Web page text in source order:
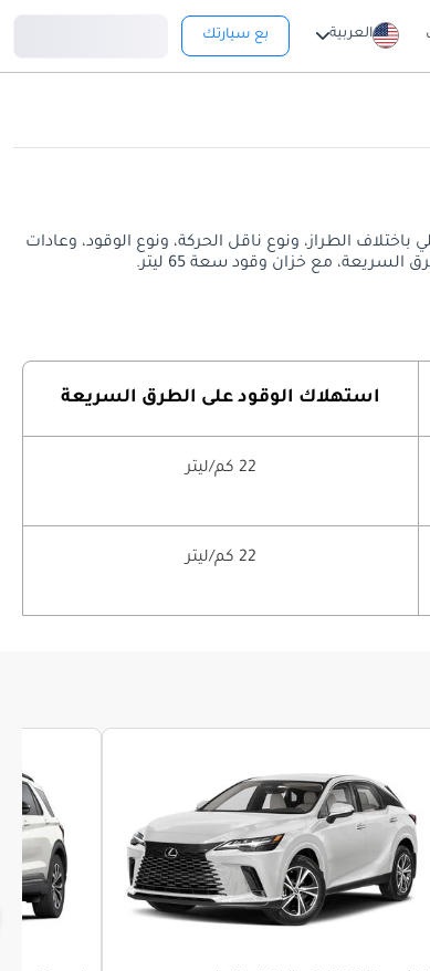
العربية بع سيارتك
معدل استهلاك الوقود الفعلي باختلاف الطراز، ونوع ناقل الحركة، ونوع الوقود، وعادات
استهلاك الوقود على الطرق السريعة
22 كم/ليتر
22 كم/ليتر